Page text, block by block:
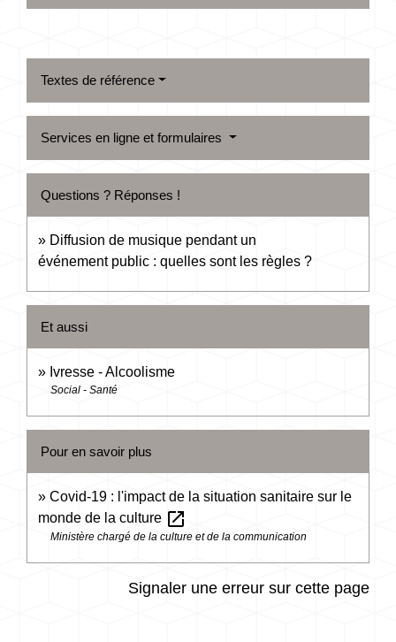
Textes de référence
Services en ligne et formulaires
Questions ? Réponses !
Diffusion de musique pendant un
événement public : quelles sont les règles ?
Et aussi
Ivresse - Alcoolisme
Social - Santé
Pour en savoir plus
Covid-19 : l'impact de la situation sanitaire sur le
monde de la culture open_in_new
Ministère chargé de la culture et de la communication
Signaler une erreur sur cette page